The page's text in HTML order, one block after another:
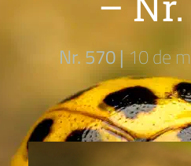
Nr. 570 |10 de